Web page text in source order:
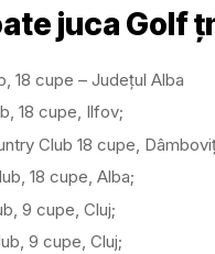
juca Golf
18 cupe – Județul Alba
18 cupe, Ilfov;
Club 18 cupe,
18 cupe, Alba;
9 cupe, Cluj;
9 cupe, Cluj;